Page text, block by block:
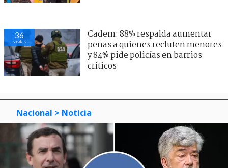
36
visitas
Cadem: 88% respalda aumentar
penas a quienes recluten menores
y 84% pide policías en barrios
críticos
Nacional > Noticia